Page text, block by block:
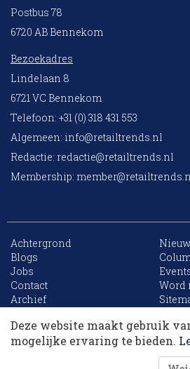
Postbus 78
6720 AB Bennekom
Bezoekadres
Lindelaan 8
6721 VC Bennekom
Telefoon: +31 (0) 318 431 553
Algemeen: info@retailtrends.nl
Redactie: redactie@retailtrends.nl
Membership:
Achtergrond
Blogs
Jobs
Contact
Word
Archief
Website is
Deze website maakt gebruik
mogelijke ervaring te bieden.
Korting op events